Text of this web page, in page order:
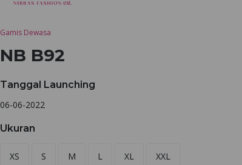
Gamis Dewasa
NB B92
Tanggal Launching
06-06-2022
Ukuran
XS S M L XL XXL